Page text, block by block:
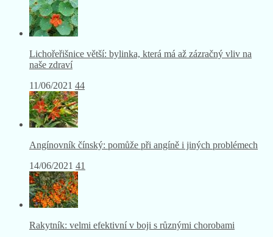
Lichořeřišnice větší: bylinka, která má až zázračný vliv na
naše zdraví
11/06/2021 44
Angínovník čínský: pomůže při angíně i jiných problémech
14/06/2021 41
Rakytník: velmi efektivní v boji s různými chorobami